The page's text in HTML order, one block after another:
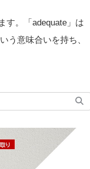
す。「adequate」は
う意味合いを持ち、